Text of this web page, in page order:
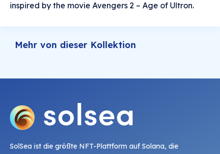
inspired by the movie Avengers 2 – Age of Ultron.
Mehr von dieser Kollektion
SolSea ist die größte NFT-Plattform auf Solana, die